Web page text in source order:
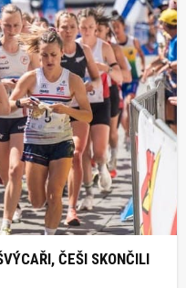
ČEŠI SKONČILI